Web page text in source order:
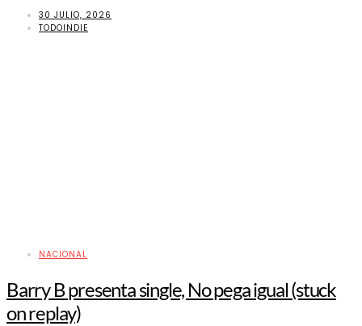
30 JULIO, 2026
TODOINDIE
NACIONAL
Barry B presenta single, No pega igual (stuck
on replay)